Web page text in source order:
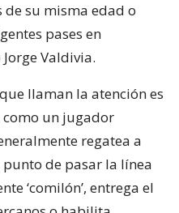
de su misma edad o
pases en
Valdivia.
llaman la atención es
como un jugador
regatea a
de pasar la línea
‘comilón’, entrega el